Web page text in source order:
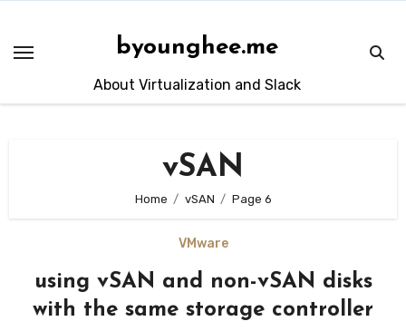
content
byounghee.me
About Virtualization and Slack
vSAN
Home vSAN Page 6
VMware
using vSAN and non-vSAN disks
with the same storage controller